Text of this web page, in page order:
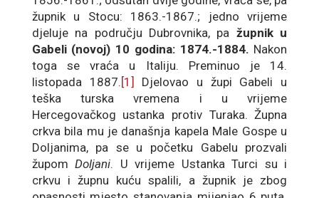
župnik u Stocu: 1863.-1867.; jedno vrijeme
djeluje na području Dubrovnika, pa župnik u
Gabeli (novoj) 10 godina: 1874.-1884. Nakon
toga se vraća u Italiju. Preminuo je 14.
listopada 1887. [1]
Djelovao u župi Gabeli u
teška turska vremena i u vrijeme
Hercegovačkog ustanka protiv Turaka. Župna
crkva bila mu je današnja kapela Male Gospe u
Doljanima, pa se u početku Gabelu prozvali
župomDoljani. U vrijeme Ustanka Turci su i
crkvu i župnu kuću spalili, a župnik je zbog